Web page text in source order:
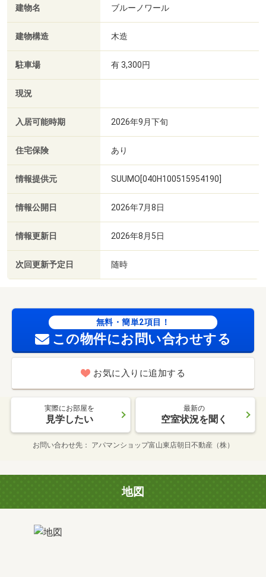
建物名 ブルーノワール
建物構造 木造
駐車場 有 3,300円
現況
入居可能時期 2026年9月下旬
住宅保険 あり
情報提供元 SUUMO[040H100515954190]
情報公開日 2026年7月8日
情報更新日 2026年8月5日
次回更新予定日 随時
無料・簡単2項目！
この物件にお問い合わせする
お気に入りに追加する
実際にお部屋を
見学したい
最新の
空室状況を聞く
お問い合わせ先 アパマンショップ富山東店朝日不動産（株）
地図